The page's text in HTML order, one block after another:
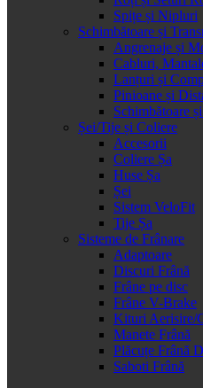
Spițe și Nipluri
Schimbătoare și
Angrenaje și
Cabluri,
Lanțuri și
Pinioane și
Schimbătoare
Șei/Tije și Coliere
Accesorii
Coliere Șa
Huse Șa
Șei
Sistem VeloFit
Tije Șa
Sisteme de Frânare
Adaptoare
Discuri Frână
Frâne pe disc
Frâne V-Brake
Kituri Aerisire/
Manete Frână
Plăcuțe Frână
Saboti Frână